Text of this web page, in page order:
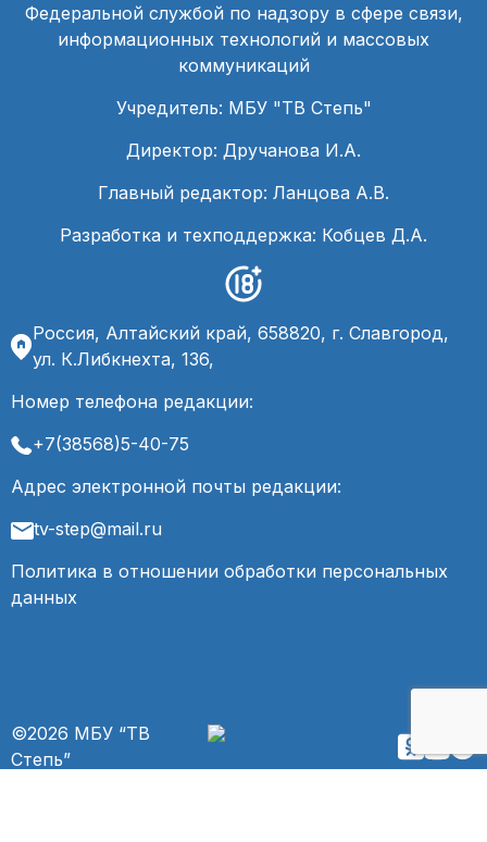
Федеральной службой по надзору в сфере связи,
информационных технологий и массовых
коммуникаций
Учредитель: МБУ "ТВ Степь"
Директор: Дручанова И.А.
Главный редактор: Ланцова А.В.
Разработка и техподдержка: Кобцев Д.А.
Россия, Алтайский край, 658820, г. Славгород,
ул. К.Либкнехта, 136,
Номер телефона редакции:
+7(38568)5-40-75
Адрес электронной почты редакции:
tv-step@mail.ru
Политика в отношении обработки персональных
данных
©2026 МБУ “ТВ
Степь”